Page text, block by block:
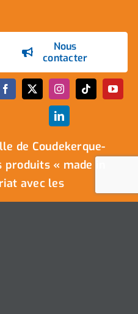
Nous
contacter
de Coudekerque-
« made in
avec les